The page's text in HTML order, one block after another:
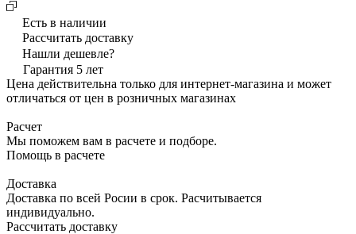
Есть в наличии
Рассчитать доставку
Нашли дешевле?
Гарантия 5 лет
Цена действительна только для интернет-магазина и может
отличаться от цен в розничных магазинах
Расчет
Мы поможем вам в расчете и подборе.
Помощь в расчете
Доставка
Доставка по всей Росии в срок. Расчитывается
индивидуально.
Рассчитать доставку